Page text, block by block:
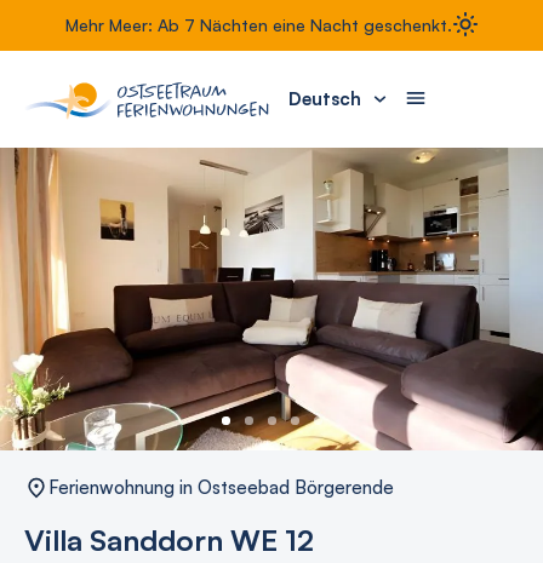
Mehr Meer: Ab 7 Nächten eine Nacht geschenkt.
Deutsch
Ferienwohnung in Ostseebad Börgerende
Villa Sanddorn WE 12